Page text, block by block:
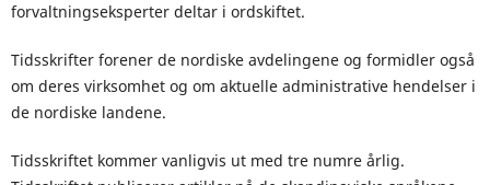
forvaltningseksperter deltar i ordskiftet.
Tidsskrifter forener de nordiske avdelingene og formidler også
om deres virksomhet og om aktuelle administrative hendelser i
de nordiske landene.
Tidsskriftet kommer vanligvis ut med tre numre årlig.